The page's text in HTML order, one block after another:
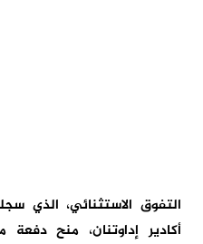
التفوق الاستثنائي، الذي
أكادير إداوتنان، منح